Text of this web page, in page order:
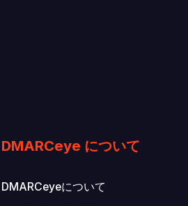
DMARCeye について
DMARCeyeについて